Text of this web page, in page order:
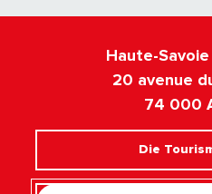
Haute-
20 avenue
74 000
Die